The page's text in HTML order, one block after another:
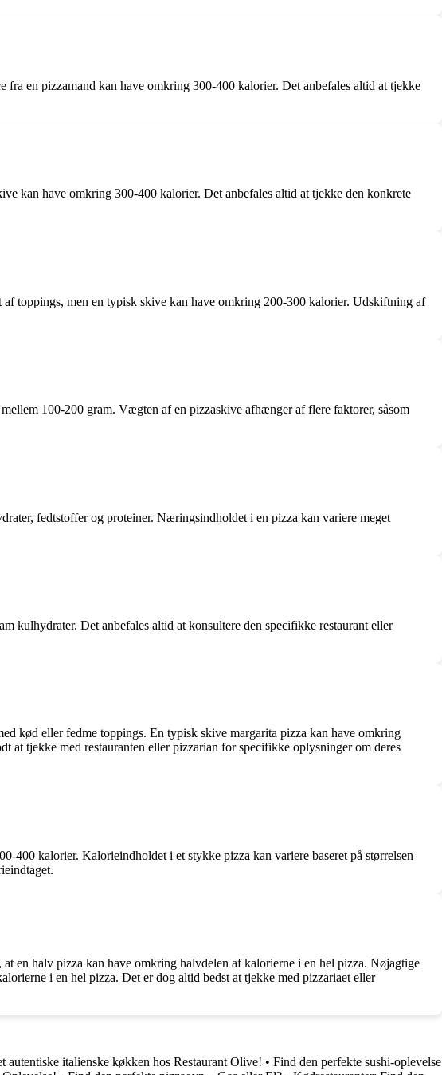
en pizzamand kan have omkring 300-400 kalorier. Det anbefales altid at tjekke
kan have omkring 300-400 kalorier. Det anbefales altid at tjekke den konkrete
toppings, men en typisk skive kan have omkring 200-300 kalorier. Udskiftning af
100-200 gram. Vægten af en pizzaskive afhænger af flere faktorer, såsom
fedtstoffer og proteiner. Næringsindholdet i en pizza kan variere meget
kulhydrater. Det anbefales altid at konsultere den specifikke restaurant eller
kød eller fedme toppings. En typisk skive margarita pizza kan have omkring
tjekke med restauranten eller pizzarian for specifikke oplysninger om deres
kalorier. Kalorieindholdet i et stykke pizza kan variere baseret på størrelsen
en halv pizza kan have omkring halvdelen af kalorierne i en hel pizza. Nøjagtige
i en hel pizza. Det er dog altid bedst at tjekke med pizzariaet eller
autentiske italienske køkken hos Restaurant Olive! • Find den perfekte sushi-oplevelse